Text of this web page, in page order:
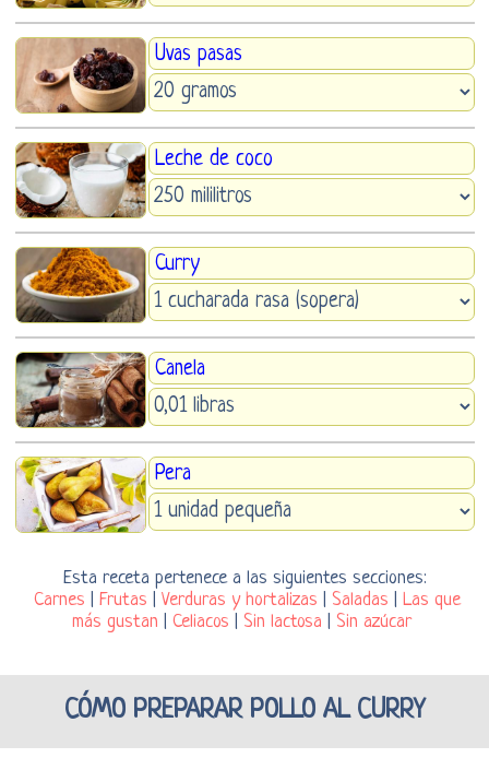
Uvas pasas
Leche de coco
Curry
Canela
Pera
Esta receta pertenece a las siguientes secciones:
Carnes
Frutas Verduras y hortalizas Saladas
Las que
más gustan
Celiacos Sin lactosa Sin azúcar
CÓMO PREPARAR POLLO AL CURRY